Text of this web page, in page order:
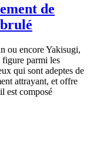
de
ou encore Yakisugi,
figure parmi les
qui sont adeptes de
attrayant, et offre
est composé